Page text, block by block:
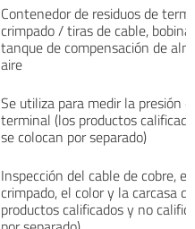
Contenedor de residuos de
crimpado / tiras de cable,
tanque de compensación de
aire
Se utiliza para medir la presión
terminal (los productos
se colocan por separado)
Inspección del cable de cobre,
crimpado, el color y la carcasa
productos calificados y no